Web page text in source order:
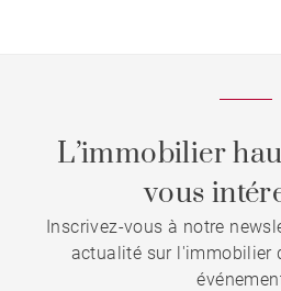
L’immobilier
vous
Inscrivez-vous à notre
actualité sur l'immobilier